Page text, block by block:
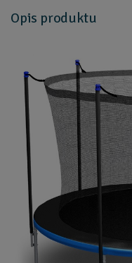
Opis produktu